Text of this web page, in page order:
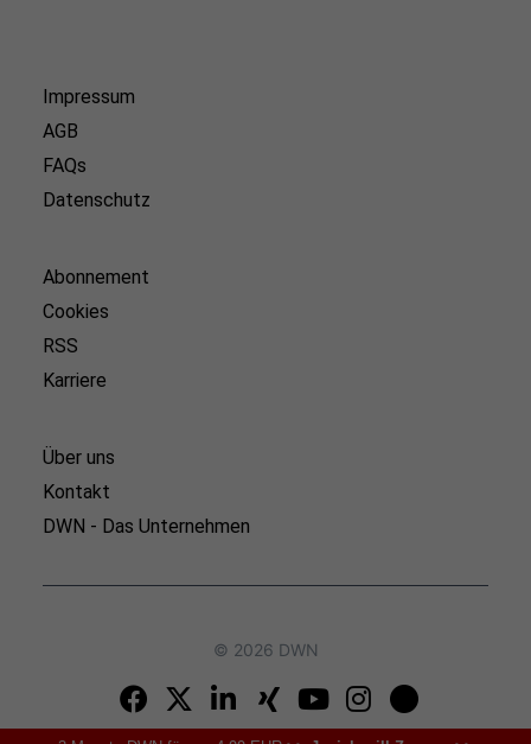
Impressum
AGB
FAQs
Datenschutz
Abonnement
Cookies
RSS
Karriere
Über uns
Kontakt
DWN - Das Unternehmen
© 2026 DWN